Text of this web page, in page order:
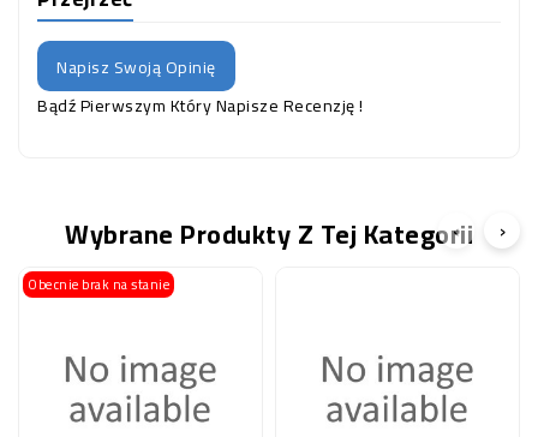
Napisz Swoją Opinię
Bądź Pierwszym Który Napisze Recenzję !
Wybrane Produkty Z Tej Kategorii
Obecnie brak na stanie
‹ ›